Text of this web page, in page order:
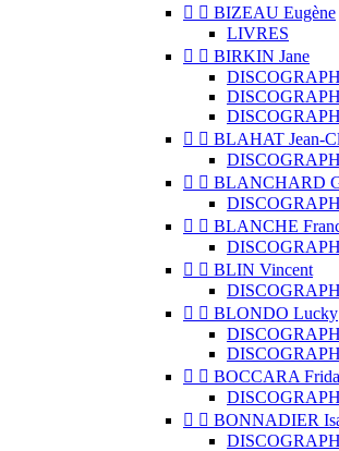
  BIZEAU Eugène
LIVRES
  BIRKIN Jane
  BLAHAT Jean-
  BLANCHARD
  BLANCHE
  BLIN Vincent
  BLONDO Lucky
  BOCCARA Frida
  BONNADIER